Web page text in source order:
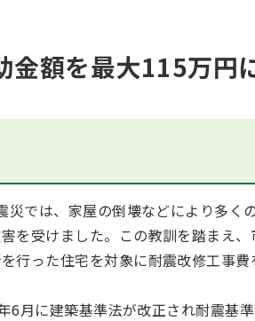
額を最大115万円
災では、家屋の倒壊などにより多く
を受けました。この教訓を踏まえ
行った住宅を対象に耐震改修工事
6月に建築基準法が改正され耐震基